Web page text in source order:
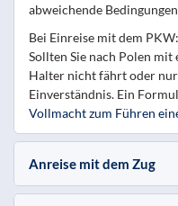
abweichende
Bei Einreise mit dem PKW:
Sollten Sie nach Polen mit
Halter nicht fährt oder nur
Einverständnis. Ein
Vollmacht zum Führen
Anreise mit dem Zug